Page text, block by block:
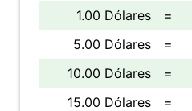
1.00 Dólares =
5.00 Dólares
=
10.00 Dólares
=
15.00 Dólares
=